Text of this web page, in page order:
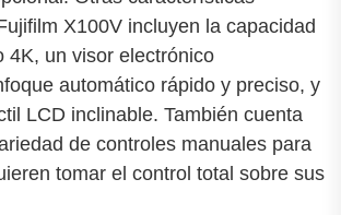
X100V incluyen la capacidad
4K, un visor electrónico
automático rápido y preciso, y
LCD inclinable. También cuenta
de controles manuales para
tomar el control total sobre sus